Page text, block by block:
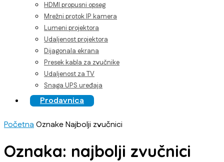
HDMI propusni opseg
Mrežni protok IP kamera
Lumeni projektora
Udaljenost projektora
Dijagonala ekrana
Presek kabla za zvučnike
Udaljenost za TV
Snaga UPS uređaja
Prodavnica
PočetnaOznakeNajbolji zvučnici
Oznaka: najbolji zvučnici